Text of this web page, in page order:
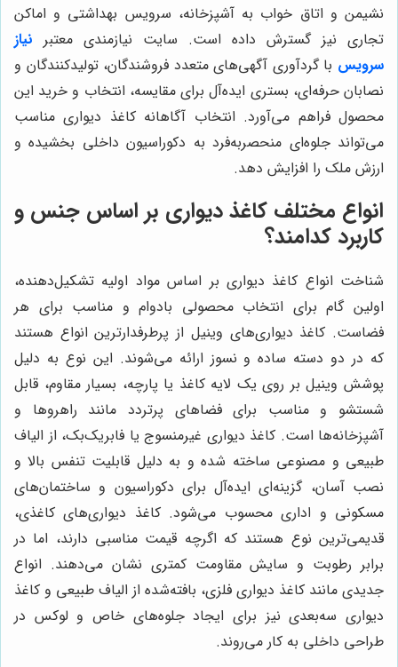
نشیمن و اتاق خواب به آشپزخانه، سرویس بهداشتی و اماکن
تجاری نیز گسترش داده است. سایت نیازمندی معتبر نیاز
سرویس با گردآوری آگهی‌های متعدد فروشندگان، تولیدکنندگان و
نصابان حرفه‌ای، بستری ایده‌آل برای مقایسه، انتخاب و خرید این
محصول فراهم می‌آورد. انتخاب آگاهانه کاغذ دیواری مناسب
می‌تواند جلوه‌ای منحصربه‌فرد به دکوراسیون داخلی بخشیده و
ارزش ملک را افزایش دهد.
انواع مختلف کاغذ دیواری بر اساس جنس و
کاربرد کدامند؟
شناخت انواع کاغذ دیواری بر اساس مواد اولیه تشکیل‌دهنده،
اولین گام برای انتخاب محصولی بادوام و مناسب برای هر
فضاست. کاغذ دیواری‌های وینیل از پرطرفدارترین انواع هستند
که در دو دسته ساده و نسوز ارائه می‌شوند. این نوع به دلیل
پوشش وینیل بر روی یک لایه کاغذ یا پارچه، بسیار مقاوم، قابل
شستشو و مناسب برای فضاهای پرتردد مانند راهروها و
آشپزخانه‌ها است. کاغذ دیواری غیرمنسوج یا فابریک‌بک، از الیاف
طبیعی و مصنوعی ساخته شده و به دلیل قابلیت تنفس بالا و
نصب آسان، گزینه‌ای ایده‌آل برای دکوراسیون و ساختمان‌های
مسکونی و اداری محسوب می‌شود. کاغذ دیواری‌های کاغذی،
قدیمی‌ترین نوع هستند که اگرچه قیمت مناسبی دارند، اما در
برابر رطوبت و سایش مقاومت کمتری نشان می‌دهند. انواع
جدیدی مانند کاغذ دیواری فلزی، بافته‌شده از الیاف طبیعی و کاغذ
دیواری سه‌بعدی نیز برای ایجاد جلوه‌های خاص و لوکس در
طراحی داخلی به کار می‌روند.